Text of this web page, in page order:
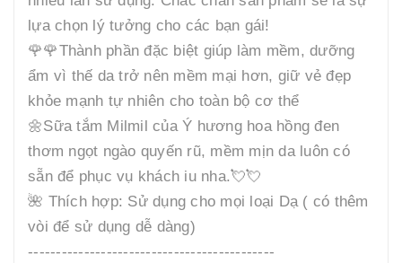
lựa chọn lý tưởng cho các bạn gái!
🌹🌹Thành phần đặc biệt giúp làm mềm, dưỡng
ẩm vì thế da trở nên mềm mại hơn, giữ vẻ đẹp
khỏe mạnh tự nhiên cho toàn bộ cơ thể
🌼Sữa tắm Milmil của Ý hương hoa hồng đen
thơm ngọt ngào quyến rũ, mềm mịn da luôn có
sẵn để phục vụ khách iu nha.💘💘
🌺 Thích hợp: Sử dụng cho mọi loại Dạ ( có thêm
vòi để sử dụng dễ dàng)
--------------------------------------------